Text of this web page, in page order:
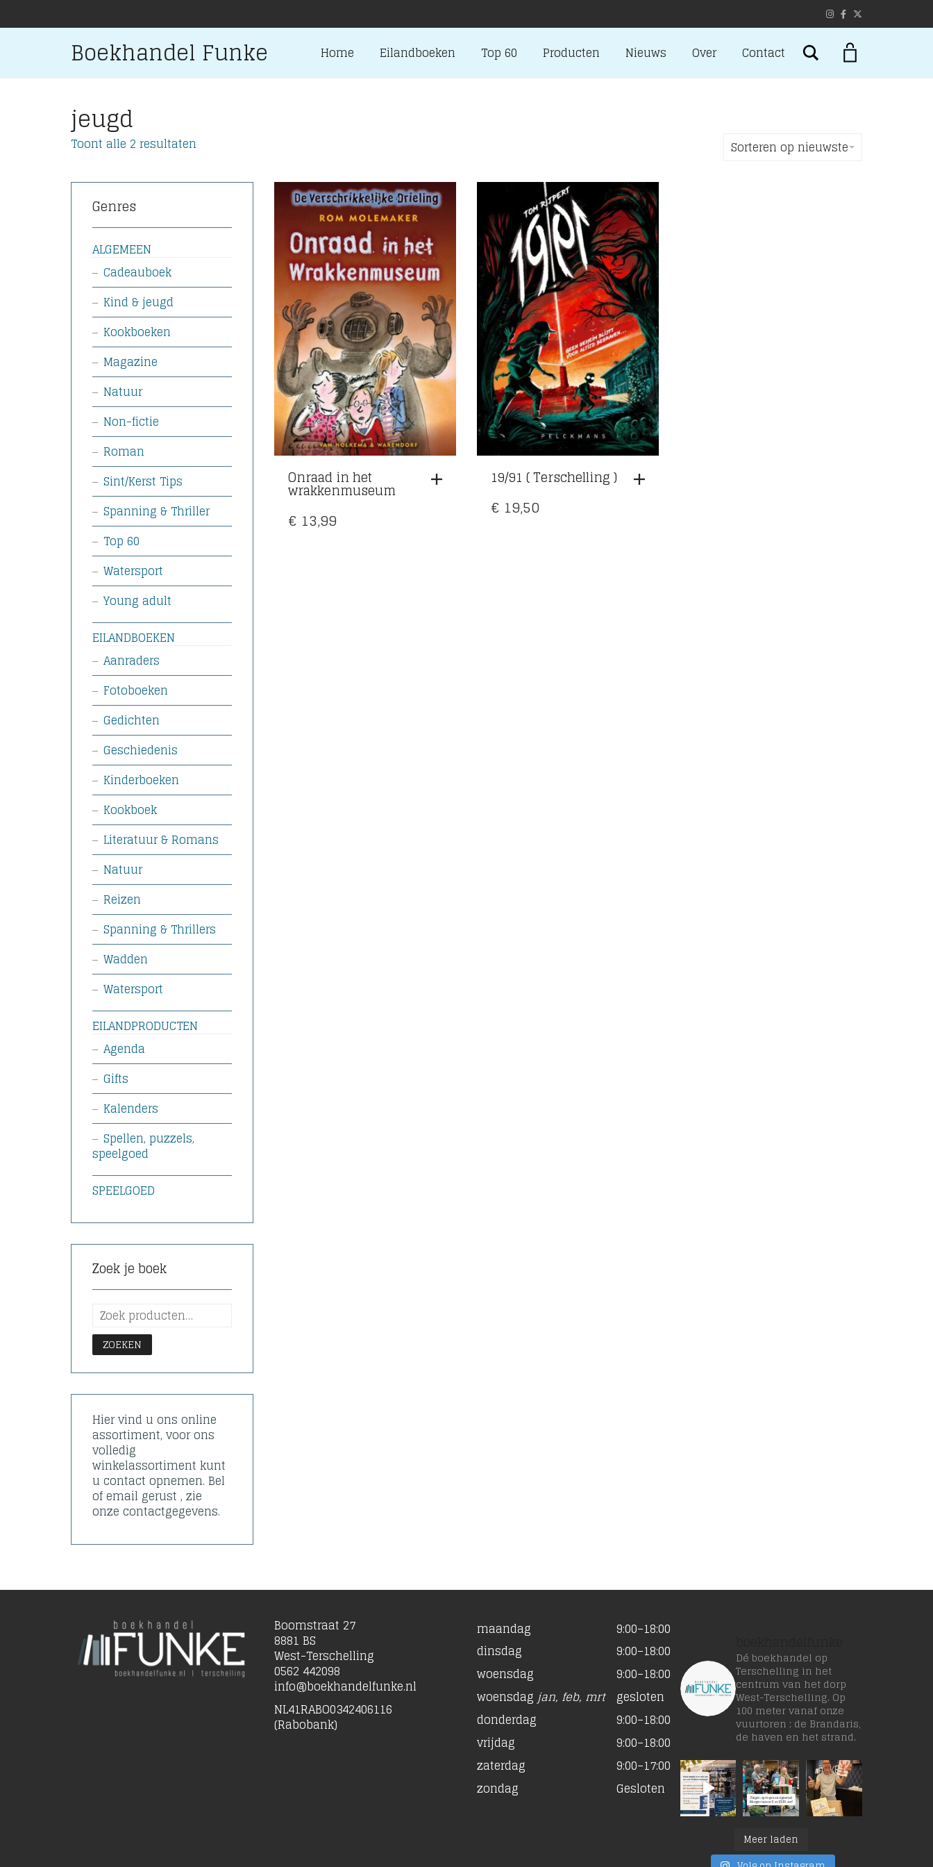
Boekhandel Funke Home Eilandboeken Top 60 Producten Nieuws Over Contact Search
jeugd
Toont alle 2 resultaten Sorteren op nieuwste
Onraad in het
wrakkenmuseum
€ 13,99
19/91 ( Terschelling )
€ 19,50
Genres
ALGEMEEN
Cadeauboek
Kind & jeugd
Kookboeken
Magazine
Natuur
Non-fictie
Roman
Sint/Kerst Tips
Spanning & Thriller
Top 60
Watersport
Young adult
EILANDBOEKEN
Aanraders
Fotoboeken
Gedichten
Geschiedenis
Kinderboeken
Kookboek
Literatuur & Romans
Natuur
Reizen
Spanning & Thrillers
Wadden
Watersport
EILANDPRODUCTEN
Agenda
Gifts
Kalenders
Spellen, puzzels,
speelgoed
SPEELGOED
Zoek je boek
ZOEKEN
Hier vind u ons online
assortiment, voor ons
volledig
winkelassortiment kunt
u contact opnemen. Bel
of email gerust , zie
onze contactgegevens.
Boomstraat 27
8881 BS
West-Terschelling
0562 442098
info@boekhandelfunke.nl
NL41RABO0342406116
(Rabobank)
maandag
9:00–18:00
dinsdag
9:00–18:00
woensdag
9:00–18:00
woensdag jan, feb, mrt
gesloten
donderdag
9:00–18:00
vrijdag
9:00–18:00
zaterdag
9:00–17:00
zondag
Gesloten
Dé boekhandel op
Terschelling in het
centrum van het dorp
West-Terschelling. Op
100 meter vanaf onze
vuurtoren ; de Brandaris,
de haven en het strand.
Meer laden